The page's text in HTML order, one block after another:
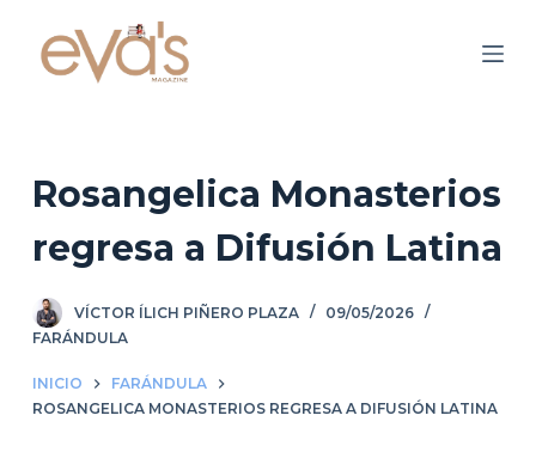
n
e
Rosangelica Monasterios
regresa a Difusión Latina
VÍCTOR ÍLICH PIÑERO PLAZA
09/05/2026
FARÁNDULA
INICIO
FARÁNDULA
ROSANGELICA MONASTERIOS REGRESA A DIFUSIÓN LATINA